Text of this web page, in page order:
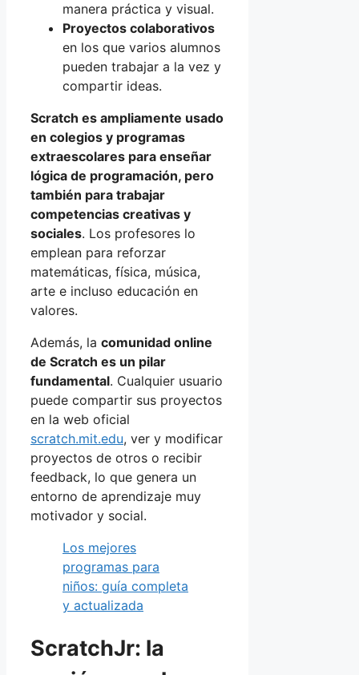
manera práctica y visual.
Proyectos colaborativos
en los que varios alumnos
pueden trabajar a la vez y
compartir ideas.
Scratch es ampliamente usado
en colegios y programas
extraescolares para enseñar
lógica de programación, pero
también para trabajar
competencias creativas y
sociales. Los profesores lo
emplean para reforzar
matemáticas, física, música,
arte e incluso educación en
valores.
Además, la comunidad online
de Scratch es un pilar
fundamental. Cualquier usuario
puede compartir sus proyectos
en la web oficial
scratch.mit.edu, ver y modificar
proyectos de otros o recibir
feedback, lo que genera un
entorno de aprendizaje muy
motivador y social.
Los mejores
programas para
niños: guía completa
y actualizada
ScratchJr: la